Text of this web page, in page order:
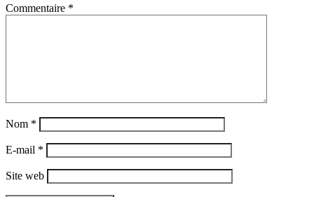
Commentaire *
Nom *
E-mail *
Site web